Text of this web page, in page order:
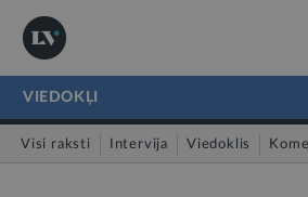
VIEDOKĻI
Visi raksti Intervija Viedoklis